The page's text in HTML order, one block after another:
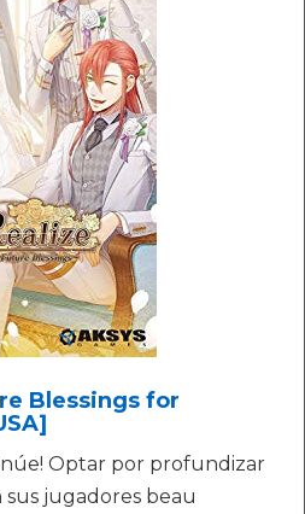
Blessings for
Optar por profundizar
jugadores beau